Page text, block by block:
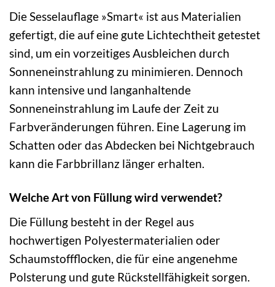
Die Sesselauflage »Smart« ist aus Materialien
gefertigt, die auf eine gute Lichtechtheit getestet
sind, um ein vorzeitiges Ausbleichen durch
Sonneneinstrahlung zu minimieren. Dennoch
kann intensive und langanhaltende
Sonneneinstrahlung im Laufe der Zeit zu
Farbveränderungen führen. Eine Lagerung im
Schatten oder das Abdecken bei Nichtgebrauch
kann die Farbbrillanz länger erhalten.
Welche Art von Füllung wird verwendet?
Die Füllung besteht in der Regel aus
hochwertigen Polyestermaterialien oder
Schaumstoffflocken, die für eine angenehme
Polsterung und gute Rückstellfähigkeit sorgen.